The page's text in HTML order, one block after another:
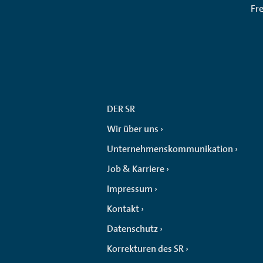
DER SR
Wir über uns
Unternehmenskommunikation
Job & Karriere
Impressum
Kontakt
Datenschutz
Korrekturen des SR